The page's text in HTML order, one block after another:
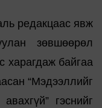
редакцаас явж
зөвшөөрөл
харагдаж байгаа
“Мэдээллийг
гэснийг